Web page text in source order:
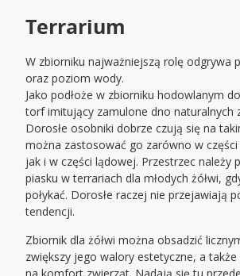
Terrarium
W zbiorniku najważniejszą rolę odgrywa
oraz poziom wody.
Jako podłoże w zbiorniku hodowlanym
torf imitujący zamulone dno naturalnych
Dorosłe osobniki dobrze czują się na
można zastosować go zarówno w
jak i w części lądowej. Przestrzec należy
piasku w terrariach dla młodych żółwi,
połykać. Dorosłe raczej nie przejawiają
tendencji.
Zbiornik dla żółwi można obsadzić
zwiększy jego walory estetyczne, a także